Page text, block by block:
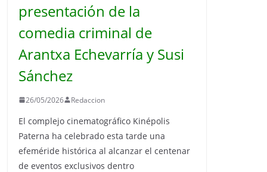
presentación de la
comedia criminal de
Arantxa Echevarría y Susi
Sánchez
26/05/2026 Redaccion
El complejo cinematográfico Kinépolis
Paterna ha celebrado esta tarde una
efeméride histórica al alcanzar el centenar
de eventos exclusivos dentro